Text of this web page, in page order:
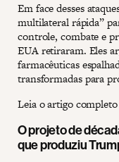
Em face desses
multilateral rápida”
controle, combate e
EUA retiraram. Eles
farmacêuticas
transformadas para
Leia o artigo
O projeto de
que produziu